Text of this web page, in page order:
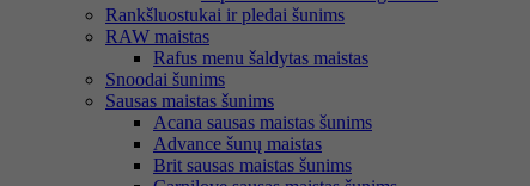
Rankšluostukai ir pledai šunims
RAW maistas
Rafus menu šaldytas maistas
Snoodai šunims
Sausas maistas šunims
Acana sausas maistas šunims
Advance šunų maistas
Brit sausas maistas šunims